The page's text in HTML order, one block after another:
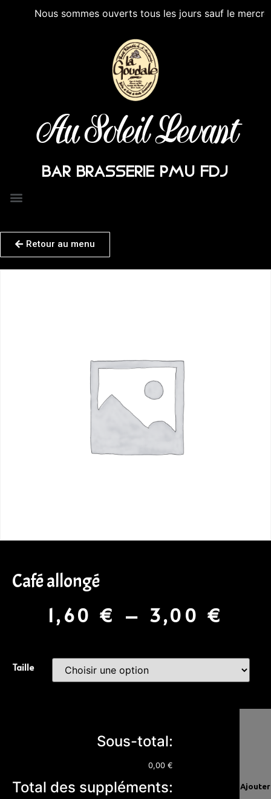
Nous sommes ouverts tous les jours sauf le
Au Soleil Levant
BAR BRASSERIE PMU FDJ
Retour au menu
Café allongé
1,60 € – 3,00 €
Taille
Sous-total:
0,00 €
Total des suppléments: